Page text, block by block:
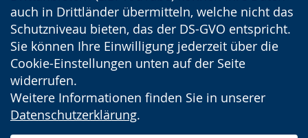
auch in Drittländer übermitteln, welche nicht das
Schutzniveau bieten, das der DS-GVO entspricht.
Sie können Ihre Einwilligung jederzeit über die
Cookie-Einstellungen unten auf der Seite
widerrufen.
Weitere Informationen finden Sie in unserer
Datenschutzerklärung.